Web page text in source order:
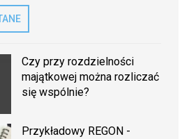
Czy przy rozdzielności
majątkowej można rozliczać
się wspólnie?
Przykładowy REGON -